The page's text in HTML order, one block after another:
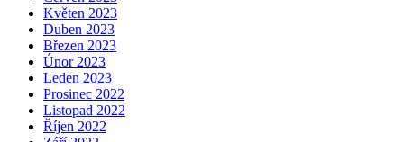
Květen 2023
Duben 2023
Březen 2023
Únor 2023
Leden 2023
Prosinec 2022
Listopad 2022
Říjen 2022